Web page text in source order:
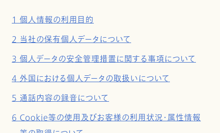
1 個人情報の利用目的
2 当社の保有個人データについて
3 個人データの安全管理措置に関する事項について
4 外国における個人データの取扱いについて
5 通話内容の録音について
6 Cookie等の使用及びお客様の利用状況・属性情報